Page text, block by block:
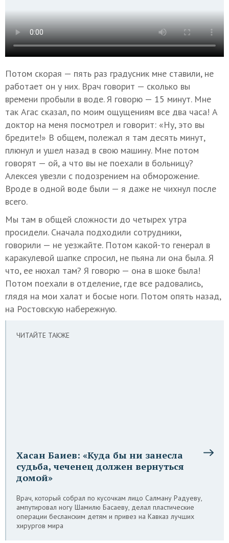
Потом скорая — пять раз градусник мне ставили, не
работает он у них. Врач говорит — сколько вы
времени пробыли в воде. Я говорю — 15 минут. Мне
так Агас сказал, по моим ощущениям все два часа! А
доктор на меня посмотрел и говорит: «Ну, это вы
бредите!» В общем, полежал я там десять минут,
плюнул и ушел назад в свою машину. Мне потом
говорят — ой, а что вы не поехали в больницу?
Алексея увезли с подозрением на обморожение.
Вроде в одной воде были — я даже не чихнул после
всего.
Мы там в общей сложности до четырех утра
просидели. Сначала подходили сотрудники,
говорили — не уезжайте. Потом какой-то генерал в
каракулевой шапке спросил, не пьяна ли она была. Я
что, ее нюхал там? Я говорю — она в шоке была!
Потом поехали в отделение, где все радовались,
глядя на мои халат и босые ноги. Потом опять назад,
на Ростовскую набережную.
ЧИТАЙТЕ ТАКЖЕ
Хасан Баиев: «Куда бы ни занесла
судьба, чеченец должен вернуться
домой»
Врач, который собрал по кусочкам лицо Салману Радуеву,
ампутировал ногу Шамилю Басаеву, делал пластические
операции бесланским детям и привез на Кавказ лучших
хирургов мира